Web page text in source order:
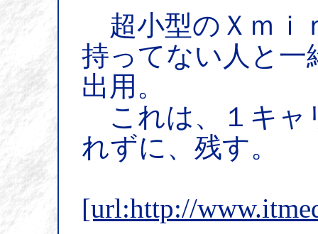
超小型のＸｍｉ
持ってない人と一
出用。
これは、１キャ
れずに、残す。
[url:http://